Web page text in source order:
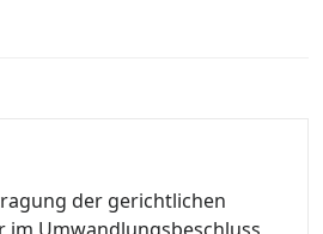
der gerichtlichen